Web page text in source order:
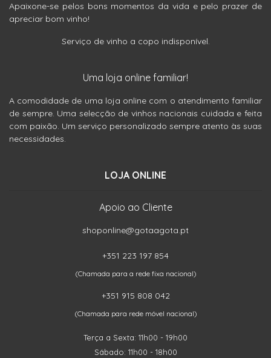
Apaixone-se pelos bons momentos da vida e pelo prazer de
apreciar bom vinho!
Serviço de vinho a copo indisponível.
Uma loja online familiar!
A comodidade de uma loja online com o atendimento familiar
de sempre. Uma selecção de vinhos nacionais cuidada e feita
com paixão. Um serviço personalizado sempre atento às suas
necessidades.
LOJA ONLINE
Apoio ao Cliente
shoponline@gotaagota.pt
+351 223 197 854
(Chamada para a rede fixa nacional)
+351 915 808 042
(Chamada para rede móvel nacional)
Terça a Sexta: 11h00 - 19h00
Sábado: 11h00 - 18h00